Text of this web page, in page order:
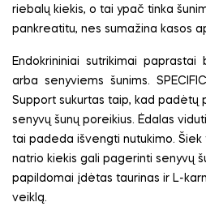
riebalų kiekis, o tai ypač tinka
pankreatitu, nes sumažina kasos
Endokrininiai sutrikimai paprastai
arba
senyviems šunims.
Support sukurtas taip, kad padėtų
senyvų šunų poreikius. Ėdalas
tai padeda išvengti nutukimo.
natrio kiekis gali pagerinti senyvų
papildomai įdėtas taurinas ir L-
veiklą.